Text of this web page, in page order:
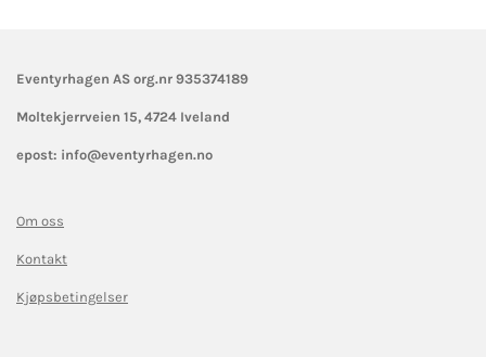
Eventyrhagen AS org.nr 935374189
Moltekjerrveien 15, 4724 Iveland
epost: info@eventyrhagen.no
Om oss
Kontakt
Kjøpsbetingelser